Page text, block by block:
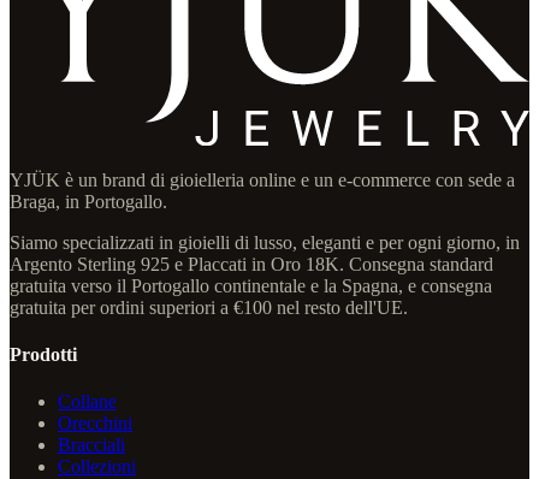
YJÜK è un brand di gioielleria online e un e-commerce con sede a
Braga, in Portogallo.
Siamo specializzati in gioielli di lusso, eleganti e per ogni giorno, in
Argento Sterling 925 e Placcati in Oro 18K. Consegna standard
gratuita verso il Portogallo continentale e la Spagna, e consegna
gratuita per ordini superiori a €100 nel resto dell'UE.
Prodotti
Collane
Orecchini
Bracciali
Collezioni